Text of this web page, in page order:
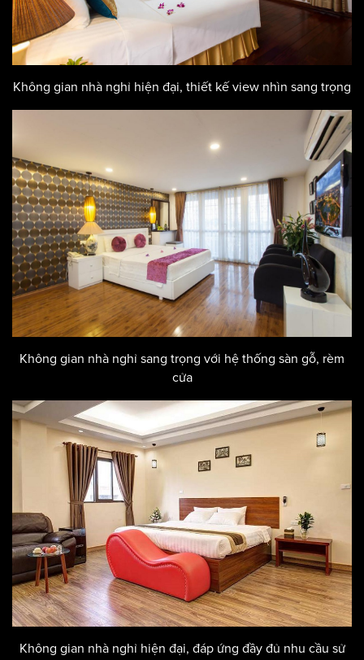
Không gian nhà nghỉ hiện đại, thiết kế view nhìn sang trọng
Không gian nhà nghỉ sang trọng với hệ thống sàn gỗ, rèm
cửa
Không gian nhà nghỉ hiện đại, đáp ứng đầy đủ nhu cầu sử